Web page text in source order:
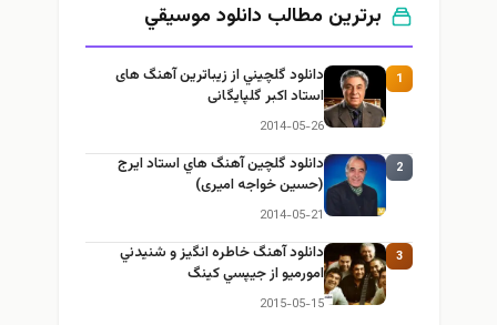
برترین مطالب دانلود موسيقي
1
دانلود گلچيني از زيباترين آهنگ های
استاد اکبر گلپایگانی
2014-05-26
2
دانلود گلچين آهنگ هاي استاد ايرج
(حسین خواجه امیری)
2014-05-21
3
دانلود آهنگ خاطره انگيز و شنيدني
امورميو از جيپسي كينگ
2015-05-15